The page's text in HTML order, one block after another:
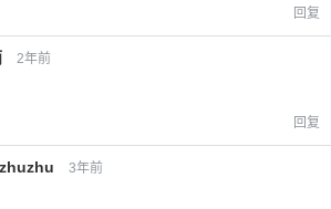
回复
2年前
回复
3年前